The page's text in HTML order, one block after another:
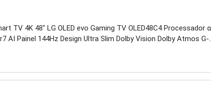
TV 4K 48" LG OLED evo Gaming TV OLED48C4 Processador
AI Painel 144Hz Design Ultra Slim Dolby Vision Dolby Atmos G-